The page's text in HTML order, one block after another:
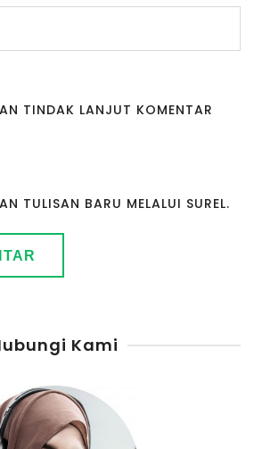
TINDAK LANJUT KOMENTAR
TULISAN BARU MELALUI SUREL.
Kami